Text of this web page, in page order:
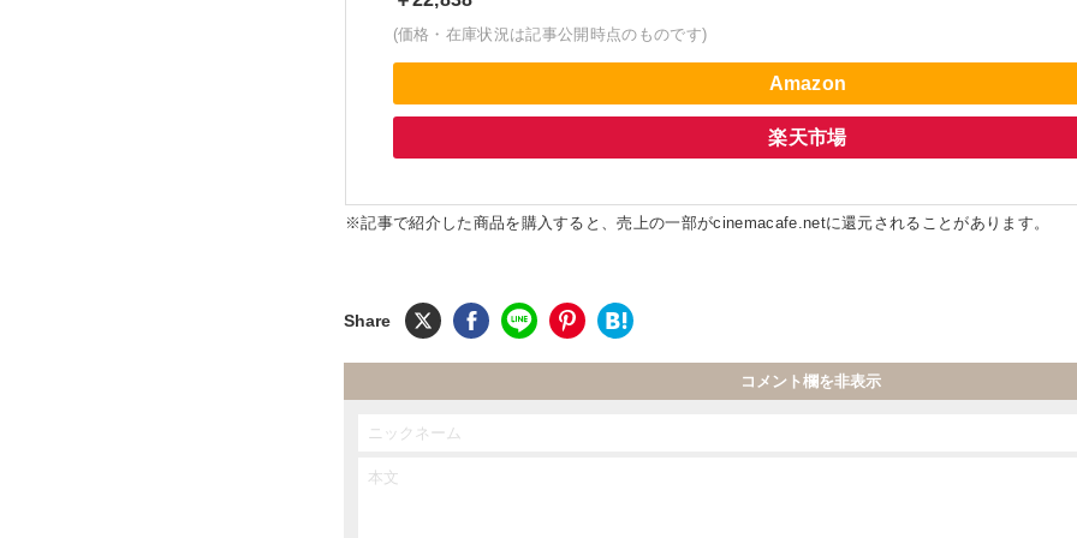
(価格・在庫状況は記事公開時点のものです)
Amazon
楽天市場
※記事で紹介した商品を購入すると、売上の一部がcinemacafe.netに還元されることがあります。
コメント欄を非表示